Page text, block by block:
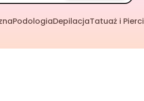
PodologiaDepilacjaTatuaż i